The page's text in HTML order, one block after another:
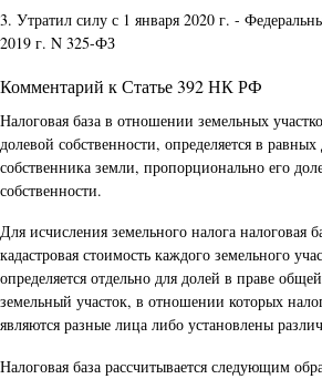
3. Утратил силу с 1 января 2020 г. -
2019 г. N 325-ФЗ
Комментарий к Статье 392 НК РФ
Налоговая база в отношении земельных
долевой собственности, определяется в
собственника земли, пропорционально его
собственности.
Для исчисления земельного налога налоговая
кадастровая стоимость каждого земельного
определяется отдельно для долей в праве
земельный участок, в отношении которых
являются разные лица либо установлены
Налоговая база рассчитывается следующим